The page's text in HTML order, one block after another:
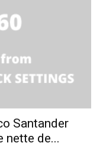
Santander
nette de...